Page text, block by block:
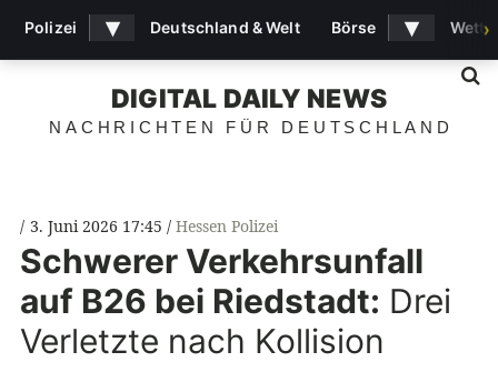
DIGITAL DAILY NEWS
NACHRICHTEN FÜR DEUTSCHLAND
3. Juni 2026 17:45 Hessen Polizei
Schwerer Verkehrsunfall
auf B26 bei Riedstadt: Drei
Verletzte nach Kollision
Polizei ▾ Deutschland & Welt Börse ▾ ›